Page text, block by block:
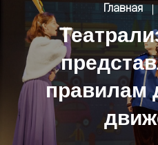
Главная
правилам